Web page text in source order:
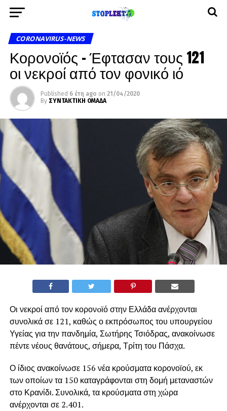
CORONAVIRUS-NEWS
Κορονοϊός – Έφτασαν τους 121
οι νεκροί από τον φονικό ιό
Published 6 έτη ago on 21/04/2020
By ΣΥΝΤΑΚΤΙΚΗ ΟΜΑΔΑ
Οι νεκροί από τον κορονoϊό στην Ελλάδα ανέρχονται
συνολικά σε 121, καθώς ο εκπρόσωπος του υπουργείου
Υγείας για την πανδημία, Σωτήρης Τσιόδρας, ανακοίνωσε
πέντε νέους θανάτους, σήμερα, Τρίτη του Πάσχα.
Ο ίδιος ανακοίνωσε 156 νέα κρούσματα κορονοϊού, εκ
των οποίων τα 150 καταγράφονται στη δομή μεταναστών
στο Κρανίδι. Συνολικά, τα κρούσματα στη χώρα
ανέρχονται σε 2.401.